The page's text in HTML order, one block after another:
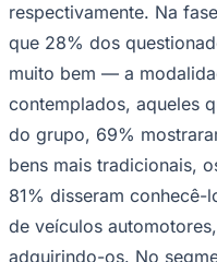
São Paulo
respectivamente. Na
que 28% dos
muito bem — a
contemplados, aqueles
do grupo, 69%
bens mais tradicionais,
81% disseram conhecê-
de veículos
adquirindo-os. No